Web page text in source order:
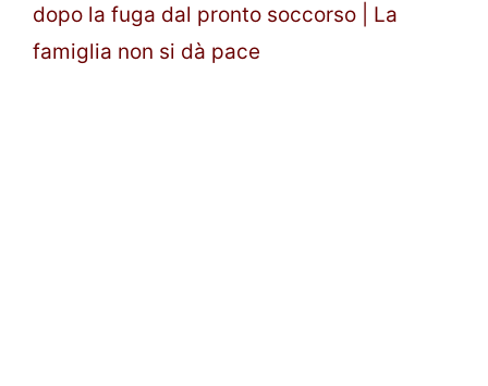
dopo la fuga dal pronto soccorso | La
famiglia non si dà pace